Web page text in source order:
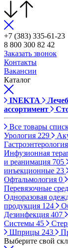
+7 (383) 335-61-23
8 800 300 82 42
Заказать звонок
Контакты
Вакансии
Каталог
INEKTA
ассортимент
Все товары
Урология 229
Гастроэнтерология
Инфузионная
и реанимация 705
инъекционные 23
Офтальмология 0
Перевязочные
Одноразовая
продукция 124
Дезинфекция 407
Системы 45
Шприцы 243
Выберите свой